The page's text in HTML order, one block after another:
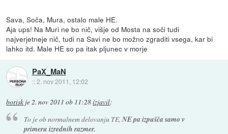
Sava, Soča, Mura, ostalo male HE.
Aja ups! Na Muri ne bo nič, višje od Mosta na soči tudi
najverjetneje nič, tudi na Savi ne bo možno zgraditi vsega, kar bi
lahko itd. Male HE so pa itak pljunec v morje
PaX_MaN
::2. nov 2011, 12:02
borisk je2. nov 2011 ob 11:28izjavil:
To je ob normalnem delovanju TE, NE pa izpušča samo v
primeru izrednih razmer.